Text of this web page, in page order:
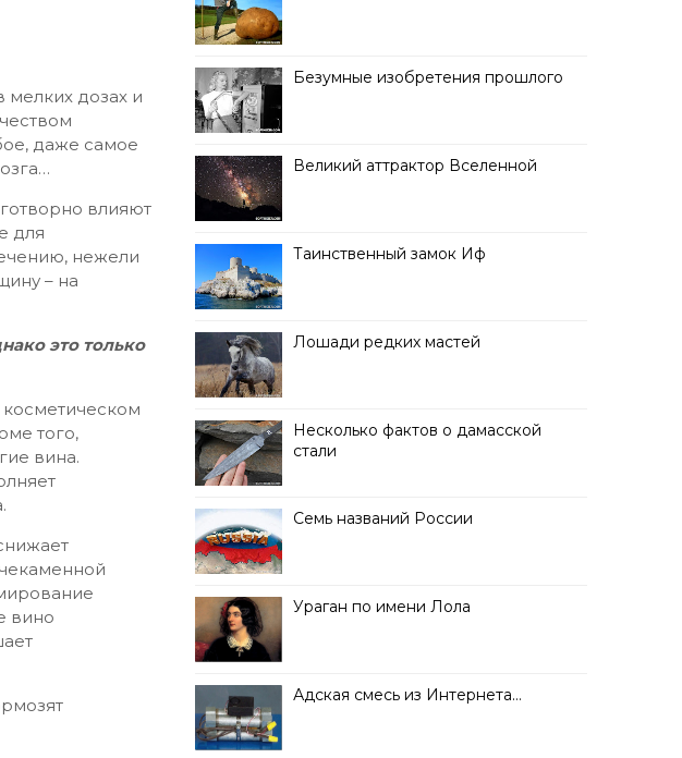
мелких дозах и
даже самое
влияют
для
нежели
– на
это только
косметическом
того,
вина.
вино
Безумные изобретения прошлого
Великий аттрактор Вселенной
Таинственный замок Иф
Лошади редких мастей
Несколько фактов о дамасской
стали
Семь названий России
Ураган по имени Лола
Адская смесь из Интернета…